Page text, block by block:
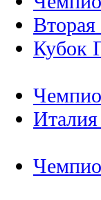
Вторая
Кубок